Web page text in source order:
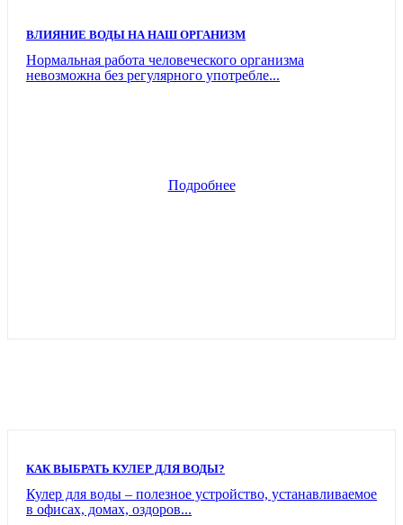
ВЛИЯНИЕ ВОДЫ НА НАШ ОРГАНИЗМ
Нормальная работа человеческого организма
невозможна без регулярного употребле...
Подробнее
КАК ВЫБРАТЬ КУЛЕР ДЛЯ ВОДЫ?
Кулер для воды – полезное устройство, устанавливаемое
в офисах, домах, оздоров...